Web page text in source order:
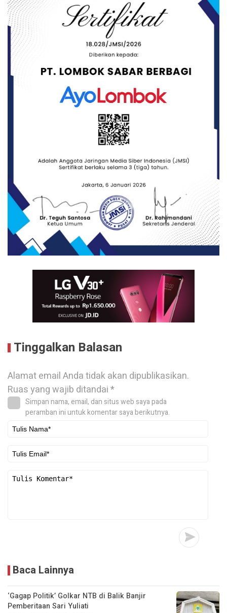
Tinggalkan Balasan
Alamat email Anda tidak akan dipublikasikan.
Ruas yang wajib ditandai*
Simpan nama, email, dan situs web saya pada
peramban ini untuk komentar saya berikutnya.
Baca Lainnya
‘Gagap Politik’ Golkar NTB di Balik Banjir
Pemberitaan Sari Yuliati